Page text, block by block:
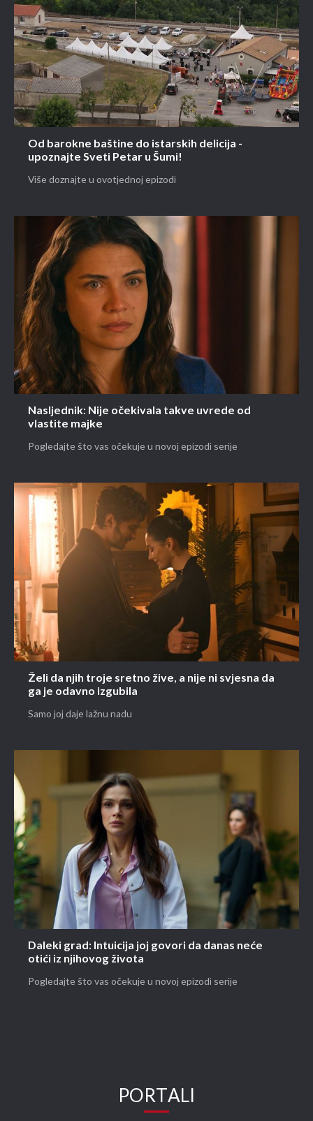
Od barokne baštine do istarskih delicija -
upoznajte Sveti Petar u Šumi!
Više doznajte u ovotjednoj epizodi
Nasljednik: Nije očekivala takve uvrede od
vlastite majke
Pogledajte što vas očekuje u novoj epizodi serije
Želi da njih troje sretno žive, a nije ni svjesna da
ga je odavno izgubila
Samo joj daje lažnu nadu
Daleki grad: Intuicija joj govori da danas neće
otići iz njihovog života
Pogledajte što vas očekuje u novoj epizodi serije
PORTALI